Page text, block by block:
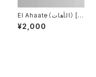
El Ahaate（الأهات） [SC
-001]
¥2,000